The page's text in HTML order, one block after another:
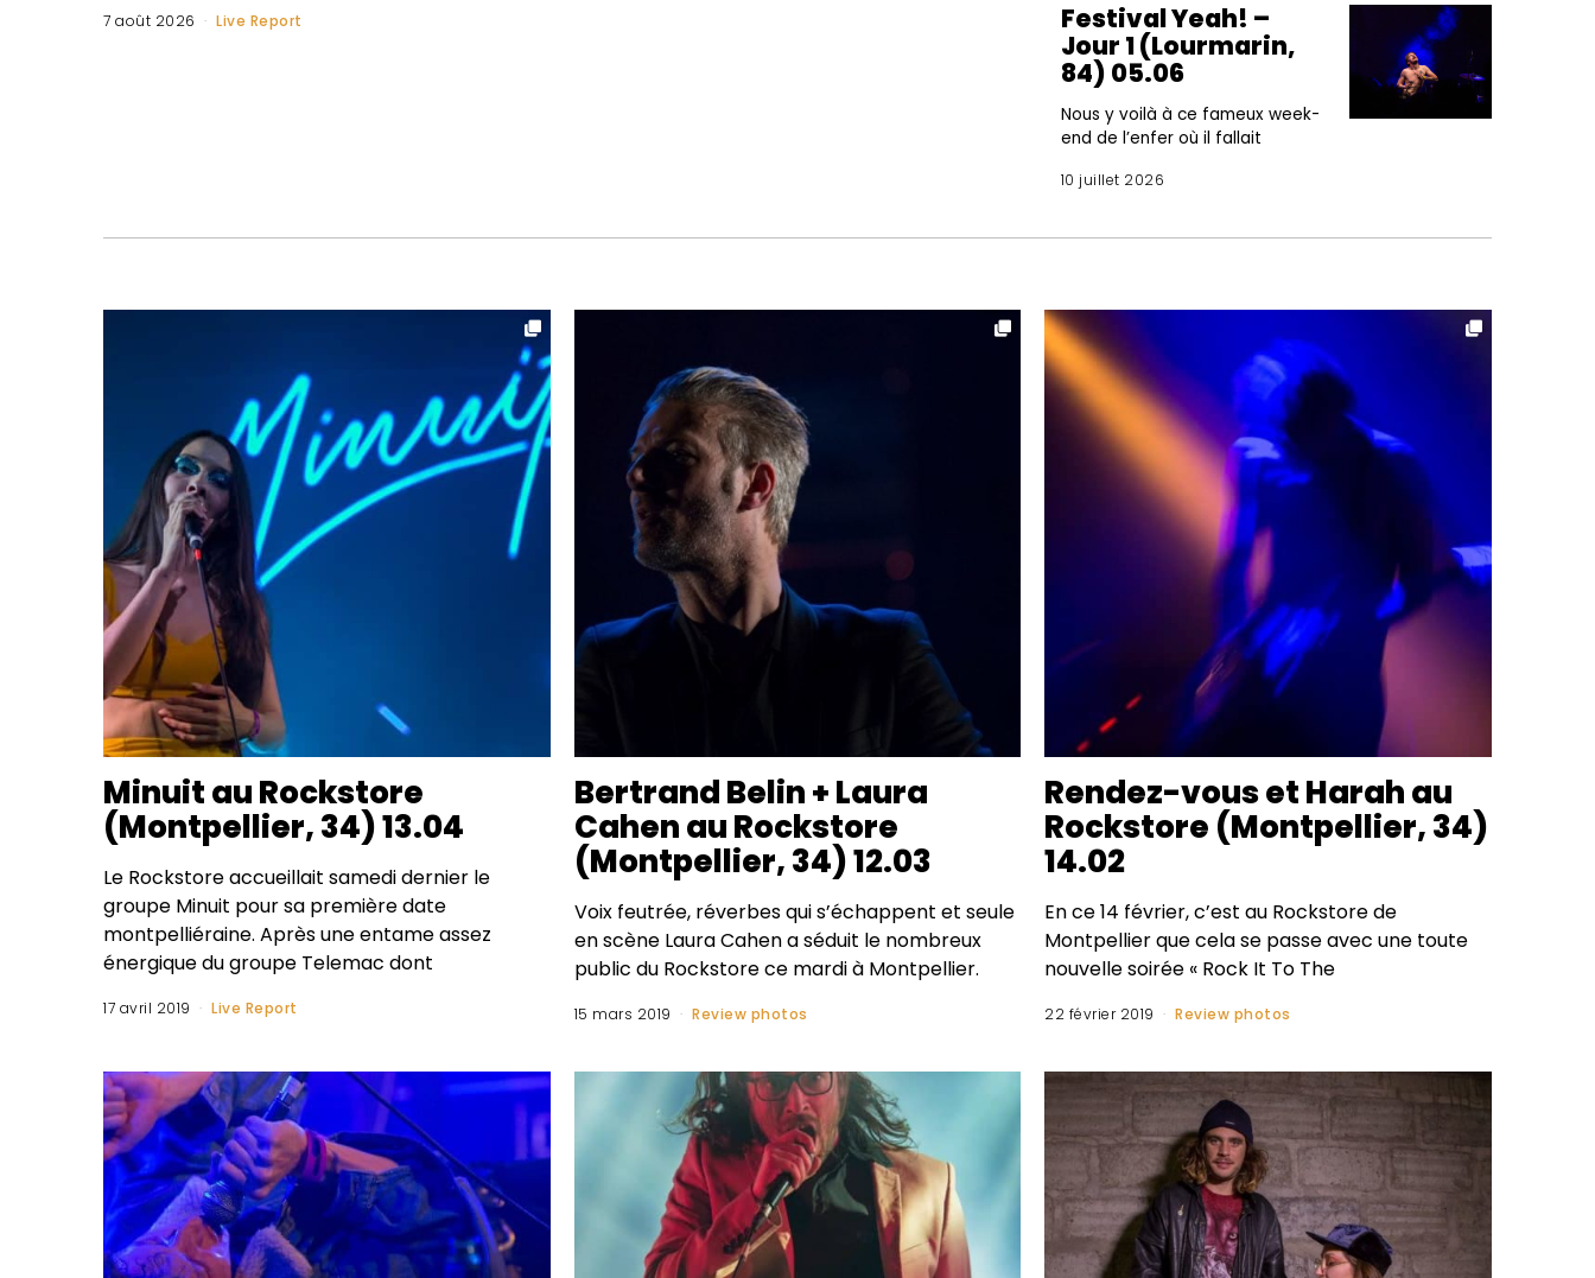
7 août 2026 Live Report Festival Yeah! –
Jour 1 (Lourmarin,
84) 05.06
Nous y voilà à ce fameux week-
end de l’enfer où il fallait
10 juillet 2026
Minuit au Rockstore
(Montpellier, 34) 13.04
Le Rockstore accueillait samedi dernier le
groupe Minuit pour sa première date
montpelliéraine. Après une entame assez
énergique du groupe Telemac dont
17 avril 2019 Live Report
Bertrand Belin + Laura
Cahen au Rockstore
(Montpellier, 34) 12.03
Voix feutrée, réverbes qui s’échappent et seule
en scène Laura Cahen a séduit le nombreux
public du Rockstore ce mardi à Montpellier.
15 mars 2019 Review photos
Rendez-vous et Harah au
Rockstore (Montpellier, 34)
14.02
En ce 14 février, c’est au Rockstore de
Montpellier que cela se passe avec une toute
nouvelle soirée « Rock It To The
22 février 2019 Review photos